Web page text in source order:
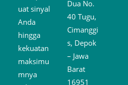
uat sinyal
Anda
hingga
kekuatan
maksimu
mnya
Dua No.
40 Tugu,
Cimanggi
s, Depok
– Jawa
Barat
16951